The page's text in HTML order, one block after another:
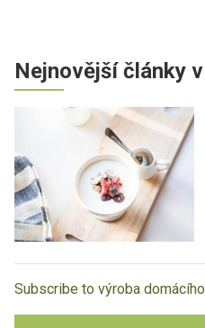
Nejnovější články
Subscribe to výroba